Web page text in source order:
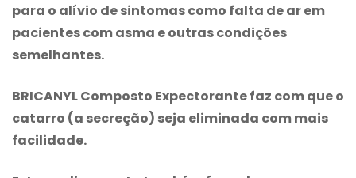
para o alívio de sintomas como falta de ar em
pacientes com asma e outras condições
semelhantes.
BRICANYL Composto Expectorantefaz com que o
catarro (a secreção) seja eliminada com mais
facilidade.